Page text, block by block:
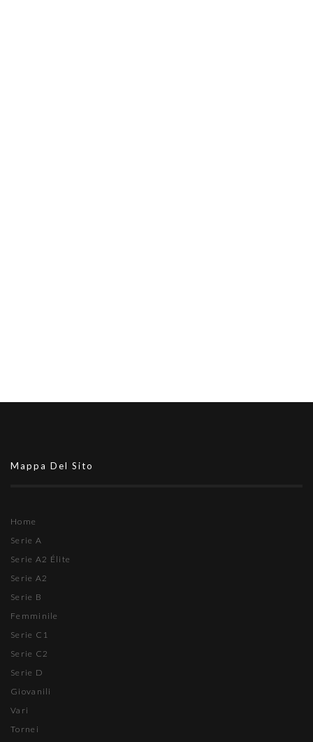
Mappa Del Sito
Home
Serie A
Serie A2 Élite
Serie A2
Serie B
Femminile
Serie C1
Serie C2
Serie D
Giovanili
Vari
Tornei